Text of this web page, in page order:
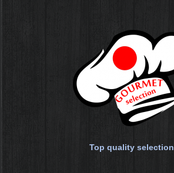
Top quality selection